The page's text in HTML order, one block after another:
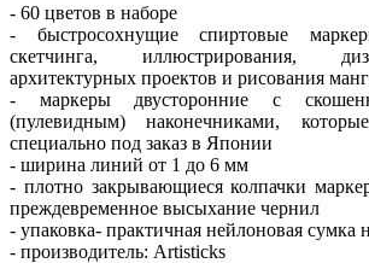
- 60 цветов в наборе
- быстросохнущие спиртовые
скетчинга, иллюстрирования,
архитектурных проектов и рисования
- маркеры двусторонние с
(пулевидным) наконечниками,
специально под заказ в Японии
- ширина линий от 1 до 6 мм
- плотно закрывающиеся колпачки
преждевременное высыхание чернил
- упаковка- практичная нейлоновая сумка
- производитель: Artisticks